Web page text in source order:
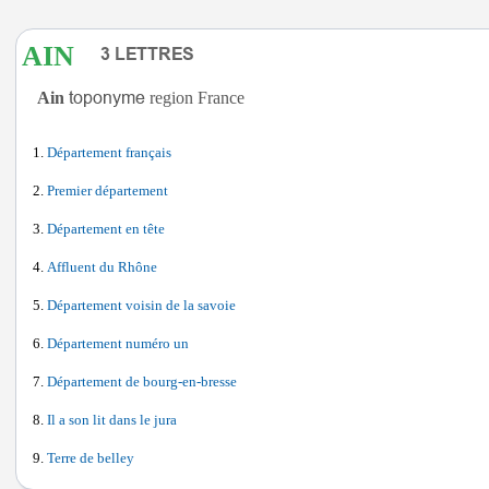
AIN
Ain region France
Département français
Premier département
Département en tête
Affluent du Rhône
Département voisin de la savoie
Département numéro un
Département de bourg-en-bresse
Il a son lit dans le jura
Terre de belley